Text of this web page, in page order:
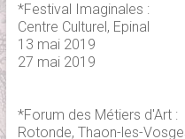
*Festival Imaginales :
Centre Culturel, Epinal
13 mai 2019
27 mai 2019
*Forum des Métiers d'Art :
Rotonde, Thaon-les-